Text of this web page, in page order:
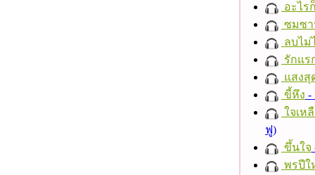
อะไร
ซมซ
ลบไม่
รักแร
แสงสุ
ขี้หึง -
ใจเห
ฟู)
ขึ้นใจ
พรปีใ